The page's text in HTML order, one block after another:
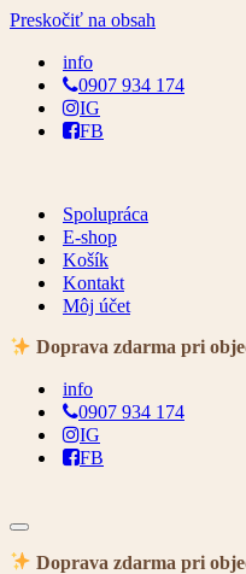
Preskočiť na obsah
info
0907 934 174
IG
FB
Spolupráca
E-shop
Košík
Kontakt
Môj účet
Doprava zdarma pri
info
0907 934 174
IG
FB
Menu
navigácie
Doprava zdarma pri